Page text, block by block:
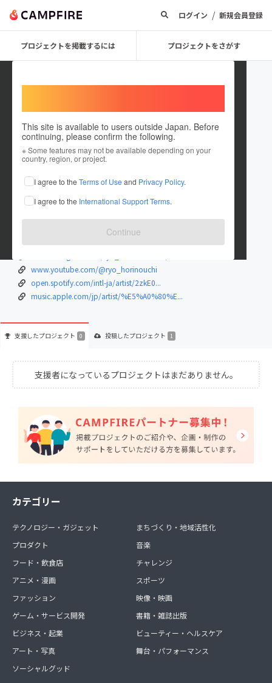
ログイン / 新規会員登録
プロジェクトを掲載するには プロジェクトをさがす
This site is available to users outside Japan. Before
continuing, please confirm the following.
※ Some features may not be available depending on your
country, region, or project.
I agree to the Terms of Use and Privacy Policy.
I agree to the International Support Terms.
Continue
堀之内僚
これまでに1件のプロジェクトを投稿しています
在住国：日本 現在地：未設定
出身国：日本 出身地：未設定
www.youtube.com/@ryo_horinouchi
open.spotify.com/intl-ja/artist/2zkE0...
music.apple.com/jp/artist/%E5%A0%80%E...
支援したプロジェクト 0 投稿したプロジェクト 1
支援者になっているプロジェクトはまだありません。
カテゴリー
テクノロジー・ガジェット
プロダクト
フード・飲食店
アニメ・漫画
ファッション
ゲーム・サービス開発
ビジネス・起業
アート・写真
ソーシャルグッド
まちづくり・地域活性化
音楽
チャレンジ
スポーツ
映像・映画
書籍・雑誌出版
ビューティー・ヘルスケア
舞台・パフォーマンス